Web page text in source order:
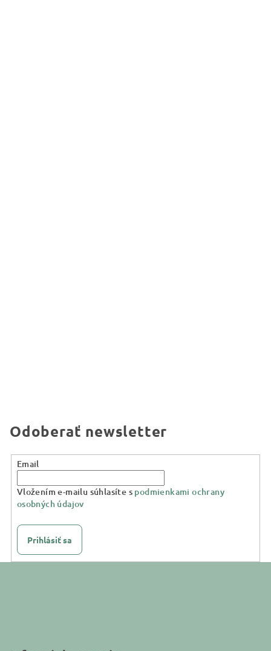
Odoberať newsletter
Email
Vložením e-mailu súhlasíte s podmienkami ochrany
osobných údajov
Prihlásiť sa